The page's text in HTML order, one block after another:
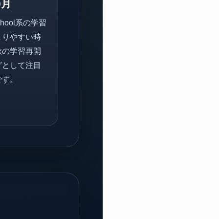
系の学習
やすい時
学習再開
して注目
。